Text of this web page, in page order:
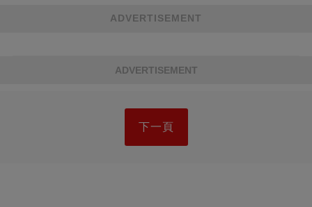
ADVERTISEMENT
ADVERTISEMENT
下一頁